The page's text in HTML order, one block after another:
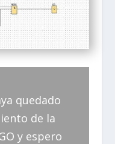
quedado
de la
y espero